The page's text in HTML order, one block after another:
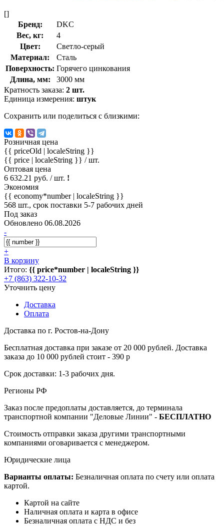
[]
Бренд:
DKC
Вес, кг:
4
Цвет:
Светло-серый
Материал:
Сталь
Поверхность: Горячего цинкования
Длина, мм:
3000 мм
Кратность заказа: 2 шт.
Единица измерения: штук
Сохранить или поделиться с близкими:
Розничная цена
{{ priceOld | localeString }}
{{ price | localeString }} / шт.
Оптовая цена
6 632.21 руб. / шт. !
Экономия
{{ economy*number | localeString }}
568 шт., срок поставки 5-7 рабочих дней
Под заказ
Обновлено 06.08.2026
-
+
В корзину
Итого: {{ price*number | localeString }}
+7 (863) 322-10-32
Уточнить цену
Доставка
Оплата
Доставка по г. Ростов-на-Дону
Бесплатная доставка при заказе от 20 000 рублей. Доставка
заказа до 10 000 рублей стоит - 390 р
Срок доставки: 1-3 рабочих дня.
Регионы РФ
Заказ после предоплаты доставляется, до терминала
транспортной компании "Деловые Линии" - БЕСПЛАТНО
Стоимость отправки заказа другими транспортными
компаниями оговаривается с менеджером.
Юридические лица
Варианты оплаты: Безналичная оплата по счету или оплата
картой.
Картой на сайте
Наличная оплата и карта в офисе
Безналичная оплата с НДС и без